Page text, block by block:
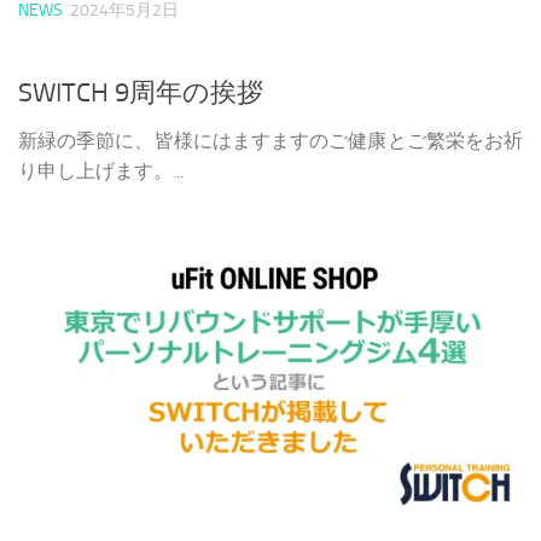
NEWS 2024年5月2日
SWITCH 9周年の挨拶
新緑の季節に、皆様にはますますのご健康とご繁栄をお祈
り申し上げます。...